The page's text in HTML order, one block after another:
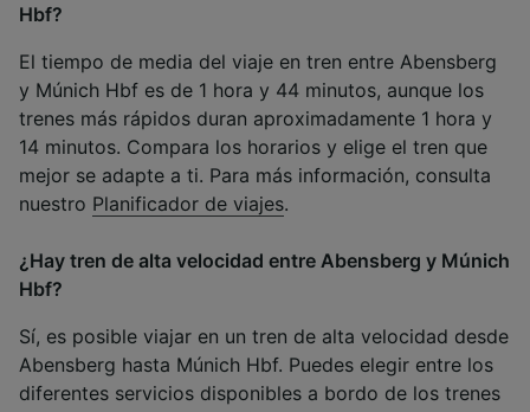
Hbf?
El tiempo de media del viaje en tren entre Abensberg
y Múnich Hbf es de 1 hora y 44 minutos, aunque los
trenes más rápidos duran aproximadamente 1 hora y
14 minutos. Compara los horarios y elige el tren que
mejor se adapte a ti. Para más información, consulta
nuestro Planificador de viajes.
¿Hay tren de alta velocidad entre Abensberg y Múnich
Hbf?
Sí, es posible viajar en un tren de alta velocidad desde
Abensberg hasta Múnich Hbf. Puedes elegir entre los
diferentes servicios disponibles a bordo de los trenes